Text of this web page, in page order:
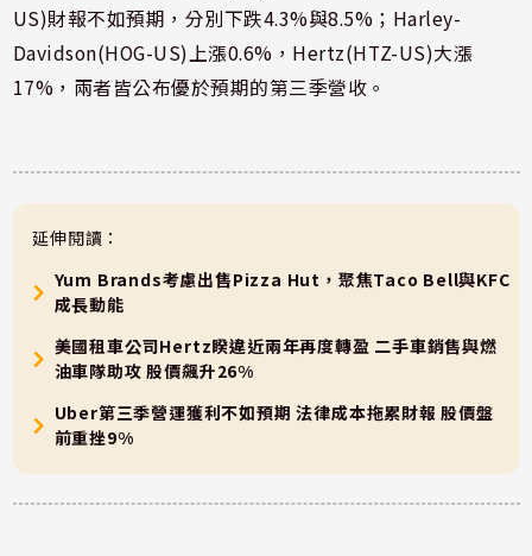
US)財報不如預期，分別下跌4.3%與8.5%；Harley-
Davidson(HOG-US)上漲0.6%，Hertz(HTZ-US)大漲
17%，兩者皆公布優於預期的第三季營收。
延伸閱讀：
Yum Brands考慮出售Pizza Hut，聚焦Taco Bell與KFC
成長動能
美國租車公司Hertz睽違近兩年再度轉盈 二手車銷售與燃
油車隊助攻 股價飆升26%
Uber第三季營運獲利不如預期 法律成本拖累財報 股價盤
前重挫9%